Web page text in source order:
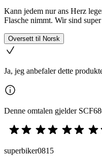
Kann jedem nur ans Herz
Flasche nimmt. Wir sind
Oversett til Norsk
Ja, jeg anbefaler dette
Denne omtalen gjelder
superbiker0815